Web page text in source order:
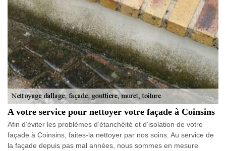
A votre service pour nettoyer votre façade à Coinsins
Afin d’éviter les problèmes d’étanchéité et d’isolation de votre
façade à Coinsins, faites-la nettoyer par nos soins. Au service de
la façade depuis pas mal années, nous sommes en mesure